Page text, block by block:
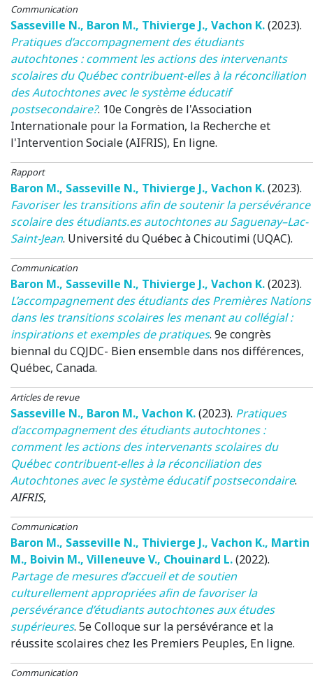
Communication
Sasseville N., Baron M., Thivierge J., Vachon K.(2023).
Pratiques d’accompagnement des étudiants
autochtones : comment les actions des intervenants
scolaires du Québec contribuent-elles à la réconciliation
des Autochtones avec le système éducatif
postsecondaire?. 10e Congrès de l'Association
Internationale pour la Formation, la Recherche et
l'Intervention Sociale (AIFRIS), En ligne.
Rapport
Baron M., Sasseville N., Thivierge J., Vachon K.(2023).
Favoriser les transitions afin de soutenir la persévérance
scolaire des étudiants.es autochtones au Saguenay–Lac-
Saint-Jean. Université du Québec à Chicoutimi (UQAC).
Communication
Baron M., Sasseville N., Thivierge J., Vachon K.(2023).
L’accompagnement des étudiants des Premières Nations
dans les transitions scolaires les menant au collégial :
inspirations et exemples de pratiques. 9e congrès
biennal du CQJDC- Bien ensemble dans nos différences,
Québec, Canada.
Articles de revue
Sasseville N., Baron M., Vachon K.(2023). Pratiques
d’accompagnement des étudiants autochtones :
comment les actions des intervenants scolaires du
Québec contribuent-elles à la réconciliation des
Autochtones avec le système éducatif postsecondaire.
AIFRIS,
Communication
Baron M., Sasseville N., Thivierge J., Vachon K., Martin
M., Boivin M., Villeneuve V., Chouinard L.(2022).
Partage de mesures d’accueil et de soutien
culturellement appropriées afin de favoriser la
persévérance d’étudiants autochtones aux études
supérieures. 5e Colloque sur la persévérance et la
réussite scolaires chez les Premiers Peuples, En ligne.
Communication